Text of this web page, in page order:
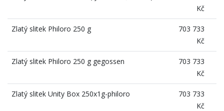
Kč
Zlatý slitek Philoro 250 g
703 733
Kč
Zlatý slitek Philoro 250 g gegossen
703 733
Kč
Zlatý slitek Unity Box 250x1g-philoro
703 733
Kč